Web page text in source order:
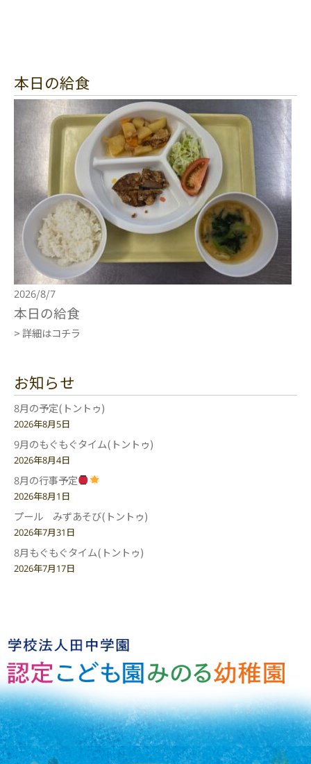
本日の給食
2026/8/7
本日の給食
> 詳細はコチラ
お知らせ
8月の予定(トントゥ)
2026年8月5日
9月のもぐもぐタイム(トントゥ)
2026年8月4日
8月の行事予定
2026年8月1日
プール みずあそび(トントゥ)
2026年7月31日
8月もぐもぐタイム(トントゥ)
2026年7月17日